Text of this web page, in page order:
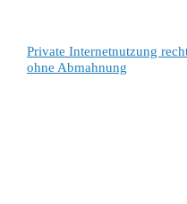
Private Internetnutzung
ohne Abmahnung